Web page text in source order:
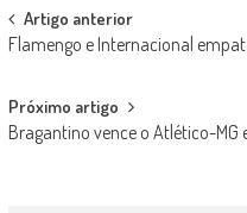
Post
navigation
Artigo anterior
Flamengo e Internacional
Próximo artigo
Bragantino vence o Atlético-MG